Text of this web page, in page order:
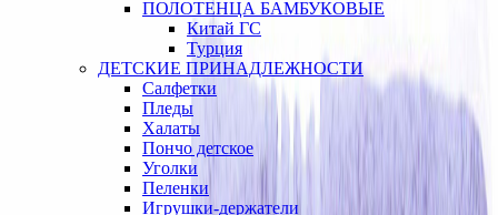
ПОЛОТЕНЦА БАМБУКОВЫЕ
Китай ГС
Турция
ДЕТСКИЕ ПРИНАДЛЕЖНОСТИ
Салфетки
Пледы
Халаты
Пончо детское
Уголки
Пеленки
Игрушки-держатели